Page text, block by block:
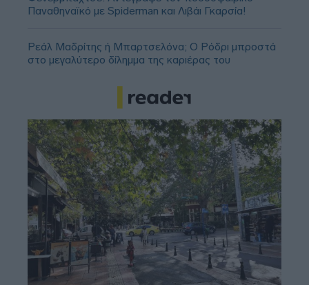
Παναθηναϊκό με Spiderman και Λιβάι Γκαρσία!
Ρεάλ Μαδρίτης ή Μπαρτσελόνα; Ο Ρόδρι μπροστά
στο μεγαλύτερο δίλημμα της καριέρας του